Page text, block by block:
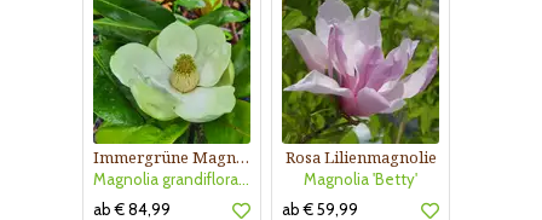
Immergrüne Magnolie
Magnolia grandiflora 'Francois Treyve'
ab € 84,99
Rosa Lilienmagnolie
Magnolia 'Betty'
ab € 59,99